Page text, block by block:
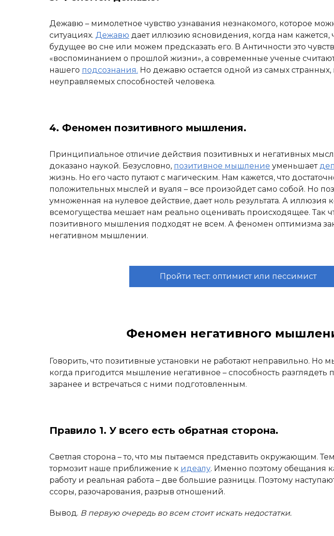
Дежавю – мимолетное чувство узнавания незнакомого, которое
ситуациях. Дежавю дает иллюзию ясновидения, когда нам кажется,
будущее во сне или можем предсказать его. В Античности это
«воспоминанием о прошлой жизни», а современные ученые
нашего подсознания. Но дежавю остается одной из самых
неуправляемых способностей человека.
4. Феномен позитивного мышления.
Принципиальное отличие действия позитивных и негативных
доказано наукой. Безусловно, позитивное мышление уменьшает
жизнь. Но его часто путают с магическим. Нам кажется, что
положительных мыслей и вуаля – все произойдет само собой. Но
умноженная на нулевое действие, дает ноль результата. А иллюзия
всемогущества мешает нам реально оценивать происходящее. Так
позитивного мышления подходят не всем. А феномен оптимизма
негативном мышлении.
Пройти тест: оптимист или пессимист
Феномен негативного
Говорить, что позитивные установки не работают неправильно. Но
когда пригодится мышление негативное – способность
заранее и встречаться с ними подготовленным.
Правило 1. У всего есть обратная сторона.
Светлая сторона – то, что мы пытаемся представить окружающим.
тормозит наше приближение к идеалу. Именно поэтому обещания
работу и реальная работа – две большие разницы. Поэтому
ссоры, разочарования, разрыв отношений.
Вывод. В первую очередь во всем стоит искать недостатки.